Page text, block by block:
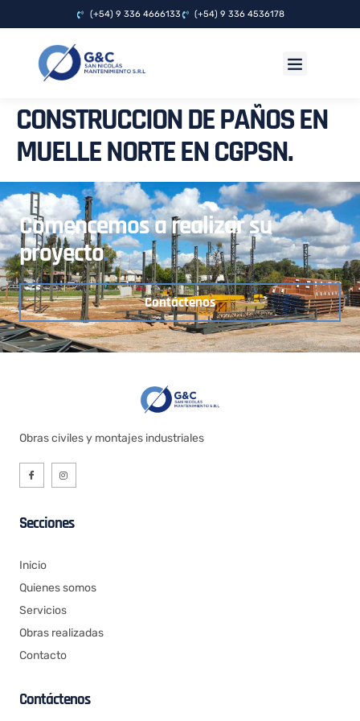
(+54) 9 336 4666133 (+54) 9 336 4536178
CONSTRUCCION DE PAÑOS EN
MUELLE NORTE EN CGPSN.
Comencemos a realizar su
proyecto.
Contáctenos
Obras civiles y montajes industriales
Secciones
Inicio
Quienes somos
Servicios
Obras realizadas
Contacto
Contáctenos